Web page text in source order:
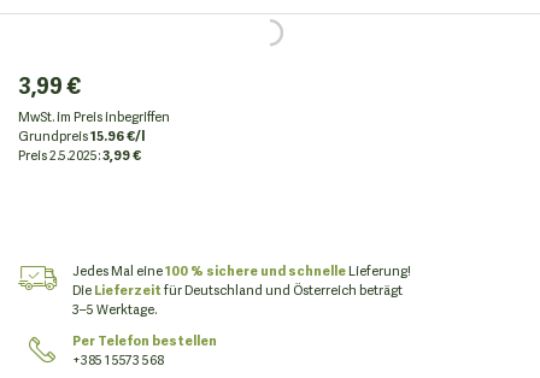
3,99 €
MwSt. im Preis inbegriffen
Grundpreis15.96 €/l
Preis2.5.2025:3,99 €
Jedes Mal eine100 % sichere und schnelleLieferung!
DieLieferzeitfür Deutschland und Österreich beträgt
3–5 Werktage.
Per Telefon bestellen
+385 1 5573 568